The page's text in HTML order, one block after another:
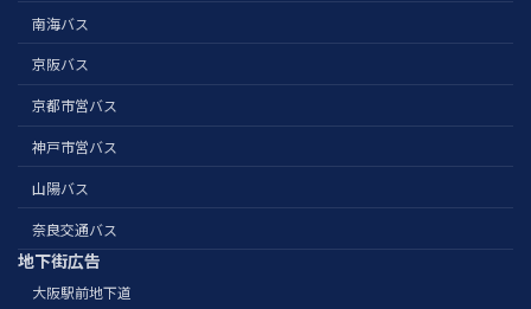
南海バス
京阪バス
京都市営バス
神戸市営バス
山陽バス
奈良交通バス
地下街広告
大阪駅前地下道